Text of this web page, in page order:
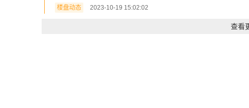
楼盘动态 2023-10-19 15:02:02
查看